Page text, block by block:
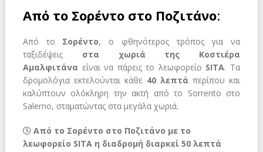
Από τo Σορέντο στο Ποζιτάνο:
Από το Σορέντο, ο φθηνότερος τρόπος για να
ταξιδέψεις στα χωριά της Κοστιέρα
Αμαλφιτάνα είναι να πάρεις το λεωφορείο SITA. Τα
δρομολόγια εκτελούνται κάθε40 λεπτά περίπου και
καλύπτουν ολόκληρη την ακτή από το Sorrento στο
Salerno, σταματώντας στα μεγάλα χωριά.
Aπό το Σορέντο στο Ποζιτάνο με το
λεωφορείο SITA η διαδρομή διαρκεί 50 λεπτά